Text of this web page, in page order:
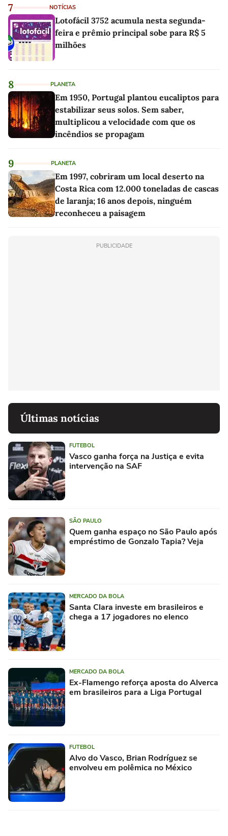
7 NOTÍCIAS
Lotofácil 3752 acumula nesta segunda-
feira e prêmio principal sobe para R$ 5
milhões
8 PLANETA
Em 1950, Portugal plantou eucaliptos para
estabilizar seus solos. Sem saber,
multiplicou a velocidade com que os
incêndios se propagam
9 PLANETA
Em 1997, cobriram um local deserto na
Costa Rica com 12.000 toneladas de cascas
de laranja; 16 anos depois, ninguém
reconheceu a paisagem
PUBLICIDADE
Últimas notícias
FUTEBOL
Vasco ganha força na Justiça e evita
intervenção na SAF
SÃO PAULO
Quem ganha espaço no São Paulo após
empréstimo de Gonzalo Tapia? Veja
MERCADO DA BOLA
Santa Clara investe em brasileiros e
chega a 17 jogadores no elenco
MERCADO DA BOLA
Ex-Flamengo reforça aposta do Alverca
em brasileiros para a Liga Portugal
FUTEBOL
Alvo do Vasco, Brian Rodríguez se
envolveu em polêmica no México